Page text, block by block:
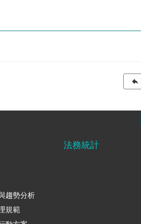
趨勢分析
規範
法務統計